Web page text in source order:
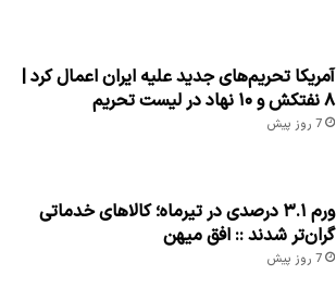
آمریکا تحریم‌های جدید علیه ایران اعمال کرد |
۸ نفتکش و ۱۰ نهاد در لیست تحریم
7 روز پیش
ورم ۳.۱ درصدی در تیرماه؛ کالاهای خدماتی
گران‌تر شدند :: افق میهن
7 روز پیش